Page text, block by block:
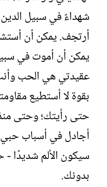
شهداءً في سبيل
أرتجف. يمكن أن
يمكن أن أموت في
عقيدتي هي الحب
بقوة لا أستطيع
حتى رأيتك؛ وحتى
أجادل في أسباب
سيكون الألم شديدًا -
بدونك.